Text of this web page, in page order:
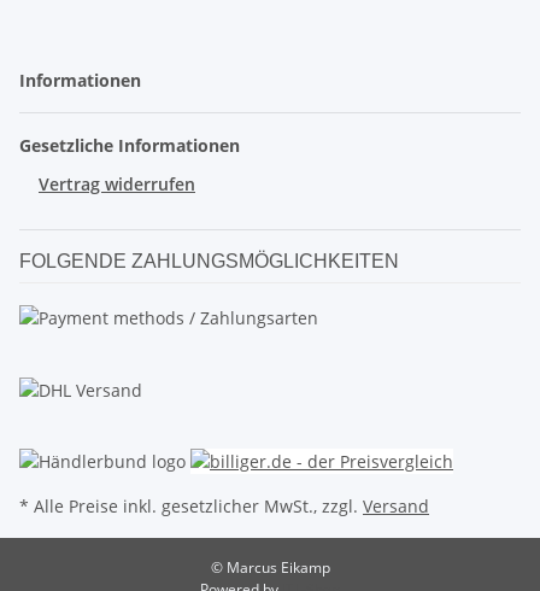
Informationen
Gesetzliche Informationen
Vertrag widerrufen
FOLGENDE ZAHLUNGSMÖGLICHKEITEN
* Alle Preise inkl. gesetzlicher MwSt., zzgl. Versand
© Marcus Eikamp